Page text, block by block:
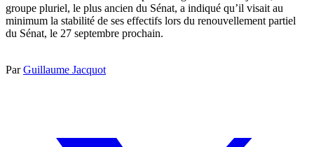
groupe pluriel, le plus ancien du Sénat, a indiqué qu’il visait au
minimum la stabilité de ses effectifs lors du renouvellement partiel
du Sénat, le 27 septembre prochain.
ParGuillaume Jacquot